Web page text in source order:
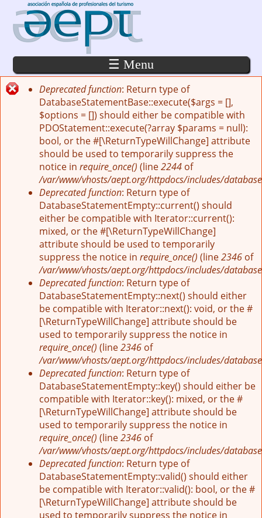
Pasar al contenido principal
☰ Menu
Mensaje de error
Deprecated function: Return type of
DatabaseStatementBase::execute($args = [],
$options = []) should either be compatible with
PDOStatement::execute(?array $params = null):
bool, or the #[\ReturnTypeWillChange] attribute
should be used to temporarily suppress the
notice in require_once() (line2244 of
/var/www/vhosts/aept.org/httpdocs/includes/
Deprecated function: Return type of
DatabaseStatementEmpty::current() should
either be compatible with Iterator::current():
mixed, or the #[\ReturnTypeWillChange]
attribute should be used to temporarily
suppress the notice in require_once() (line2346 of
/var/www/vhosts/aept.org/httpdocs/includes/
Deprecated function: Return type of
DatabaseStatementEmpty::next() should either
be compatible with Iterator::next(): void, or the #
[\ReturnTypeWillChange] attribute should be
used to temporarily suppress the notice in
require_once() (line2346 of
/var/www/vhosts/aept.org/httpdocs/includes/
Deprecated function: Return type of
DatabaseStatementEmpty::key() should either be
compatible with Iterator::key(): mixed, or the #
[\ReturnTypeWillChange] attribute should be
used to temporarily suppress the notice in
require_once() (line2346 of
/var/www/vhosts/aept.org/httpdocs/includes/
Deprecated function: Return type of
DatabaseStatementEmpty::valid() should either
be compatible with Iterator::valid(): bool, or the #
[\ReturnTypeWillChange] attribute should be
used to temporarily suppress the notice in